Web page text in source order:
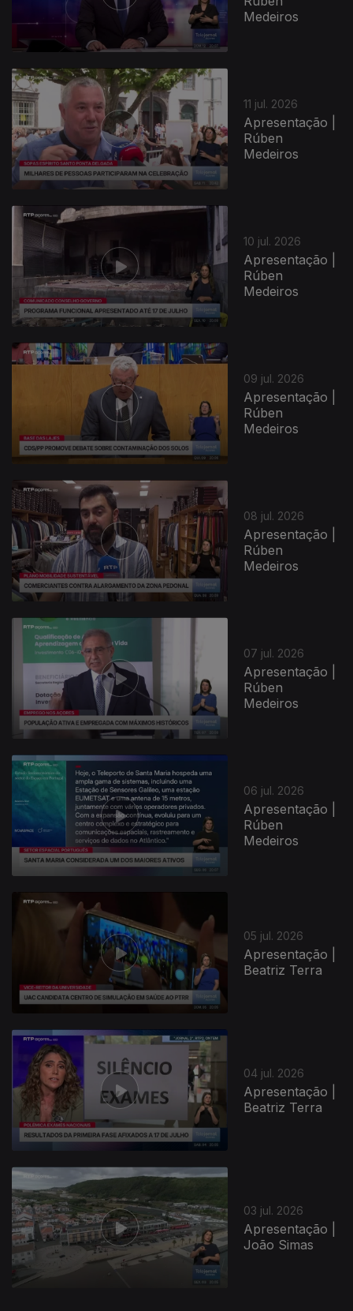
Medeiros
11 jul. 2026
Apresentação |
Rúben
Medeiros
10 jul. 2026
Apresentação |
Rúben
Medeiros
09 jul. 2026
Apresentação |
Rúben
Medeiros
08 jul. 2026
Apresentação |
Rúben
Medeiros
07 jul. 2026
Apresentação |
Rúben
Medeiros
06 jul. 2026
Apresentação |
Rúben
Medeiros
05 jul. 2026
Apresentação |
Beatriz Terra
04 jul. 2026
Apresentação |
Beatriz Terra
03 jul. 2026
Apresentação |
João Simas
940547